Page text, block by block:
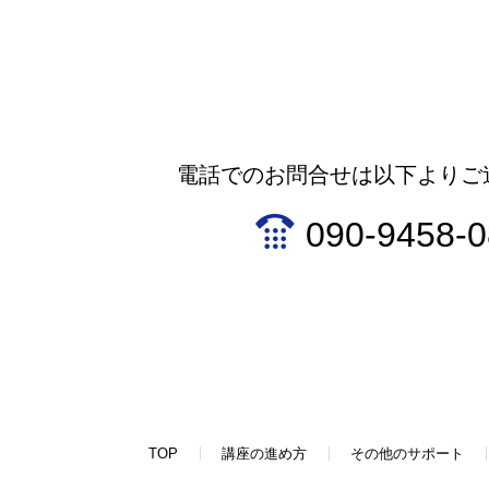
電話でのお問合せは以下より
090-9458-
TOP 講座の進め方 その他のサポート